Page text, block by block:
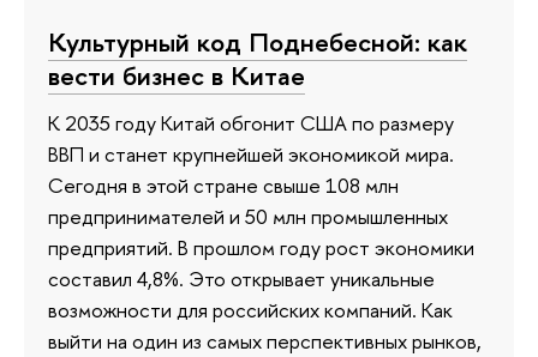
Культурный код Поднебесной: как
вести бизнес в Китае
К 2035 году Китай обгонит США по размеру
ВВП и станет крупнейшей экономикой мира.
Сегодня в этой стране свыше 108 млн
предпринимателей и 50 млн промышленных
предприятий. В прошлом году рост экономики
составил 4,8%. Это открывает уникальные
возможности для российских компаний. Как
выйти на один из самых перспективных рынков,